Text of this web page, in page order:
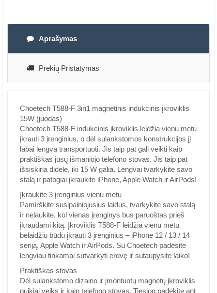
Aprašymas
Prekių Pristatymas
Choetech T588-F 3in1 magnetinis indukcinis įkroviklis
15W (juodas)
Choetech T588-F indukcinis įkroviklis leidžia vienu metu
įkrauti 3 įrenginius, o dėl sulankstomos konstrukcijos jį
labai lengva transportuoti. Jis taip pat gali veikti kaip
praktiškas jūsų išmaniojo telefono stovas. Jis taip pat
išsiskiria didele, iki 15 W galia. Lengvai tvarkykite savo
stalą ir patogiai įkraukite iPhone, Apple Watch ir AirPods!
Įkraukite 3 įrenginius vienu metu
Pamirškite susipainiojusius laidus, tvarkykite savo stalą
ir nelaukite, kol vienas įrenginys bus paruoštas prieš
įkraudami kitą. Įkroviklis T588-F leidžia vienu metu
belaidžiu būdu įkrauti 3 įrenginius – iPhone 12 / 13 / 14
seriją, Apple Watch ir AirPods. Su Choetech padėsite
lengviau tinkamai sutvarkyti erdvę ir sutaupysite laiko!
Praktiškas stovas
Dėl sulankstomo dizaino ir įmontuotų magnetų įkroviklis
puikiai veiks ir kaip telefono stovas. Tiesiog padėkite ant